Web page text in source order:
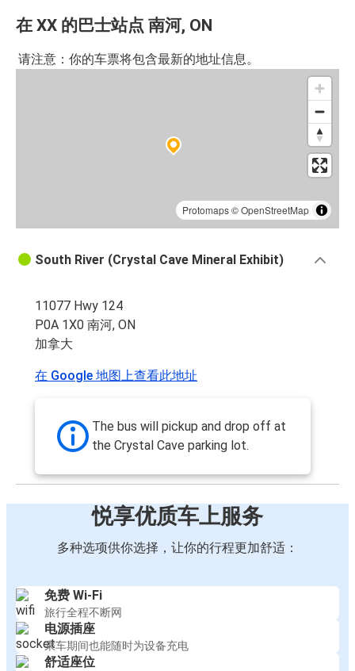
在 XX 的巴士站点 南河, ON
请注意：你的车票将包含最新的地址信息。
Protomaps©OpenStreetMap
South River (Crystal Cave Mineral Exhibit)
11077 Hwy 124
P0A 1X0 南河, ON
加拿大
在 Google 地图上查看此地址
The bus will pickup and drop off at
the Crystal Cave parking lot.
悦享优质车上服务
多种选项供你选择，让你的行程更加舒适：
免费 Wi-Fi
旅行全程不断网
电源插座
乘车期间也能随时为设备充电
舒适座位